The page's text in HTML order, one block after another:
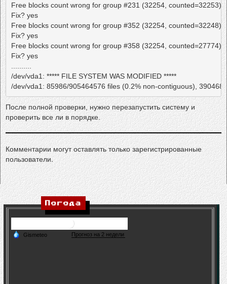
Free blocks count wrong for group #231 (32254, counted=32253).
Fix? yes
Free blocks count wrong for group #352 (32254, counted=32248).
Fix? yes
Free blocks count wrong for group #358 (32254, counted=27774).
Fix? yes
..........
/dev/vda1: ***** FILE SYSTEM WAS MODIFIED *****
/dev/vda1: 85986/905464576 files (0.2% non-contiguous),
После полной проверки, нужно перезапустить систему и
проверить все ли в порядке.
Комментарии могут оставлять только зарегистрированные
пользователи.
Погода